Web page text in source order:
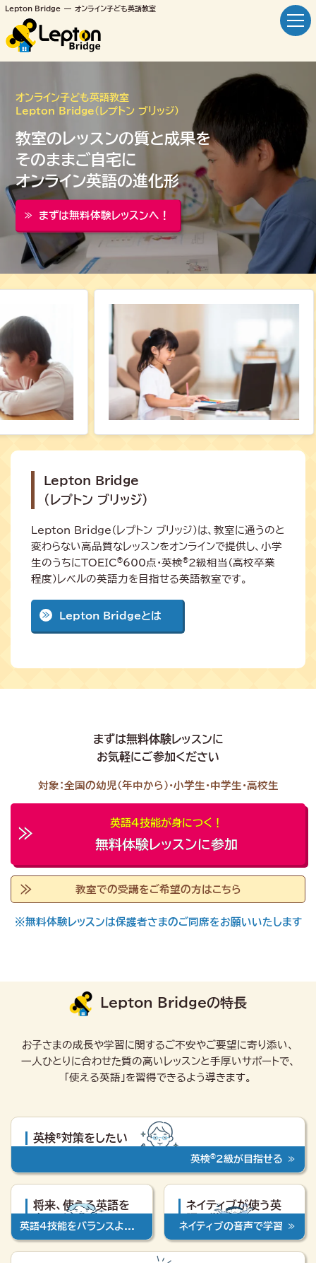
Lepton Bridge オンライン子ども英語教室
オンライン子ども英語教室
Lepton Bridge（レプトン ブリッジ）
教室のレッスンの質と成果を
そのままご自宅に
オンライン英語の進化形
まずは無料体験レッスンへ！
Lepton Bridge
（レプトン ブリッジ）
Lepton Bridge（レプトン ブリッジ）は、教室に通うのと
変わらない高品質なレッスンをオンラインで提供し、小学
生のうちにTOEIC®600点・英検®2級相当（高校卒業
程度）レベルの英語力を目指せる英語教室です。
Lepton Bridgeとは
まずは無料体験レッスンに
お気軽にご参加ください
対象：全国の幼児（年中から）・小学生・中学生・高校生
英語４技能が身につく！
無料体験レッスンに参加
教室での受講をご希望の方はこちら
※無料体験レッスンは保護者さまのご同席をお願いいたします
Lepton Bridgeの特長
お子さまの成長や学習に関するご不安やご要望に寄り添い、
一人ひとりに合わせた質の高いレッスンと手厚いサポートで、
「使える英語」を習得できるよう導きます。
英検®対策をしたい
英検®2級が目指せる
将来、使える英語を
英語4技能をバランスよく学習
ネイティブが使う英
ネイティブの音声で学習